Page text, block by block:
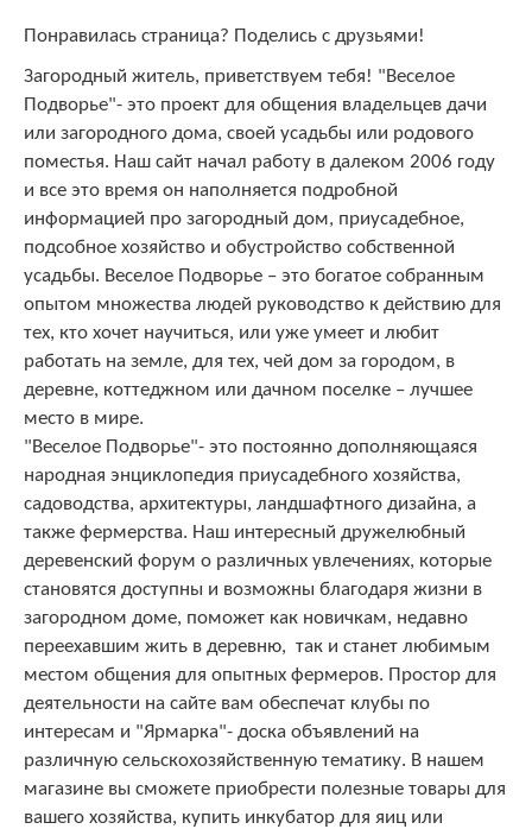
Понравилась страница? Поделись с друзьями!
Загородный житель, приветствуем тебя! "Веселое
Подворье"- это проект для общения владельцев дачи
или загородного дома, своей усадьбы или родового
поместья. Наш сайт начал работу в далеком 2006 году
и все это время он наполняется подробной
информацией про загородный дом, приусадебное,
подсобное хозяйство и обустройство собственной
усадьбы. Веселое Подворье – это богатое собранным
опытом множества людей руководство к действию для
тех, кто хочет научиться, или уже умеет и любит
работать на земле, для тех, чей дом за городом, в
деревне, коттеджном или дачном поселке – лучшее
место в мире.
"Веселое Подворье"- это постоянно дополняющаяся
народная энциклопедия приусадебного хозяйства,
садоводства, архитектуры, ландшафтного дизайна, а
также фермерства. Наш интересный дружелюбный
деревенский форум о различных увлечениях, которые
становятся доступны и возможны благодаря жизни в
загородном доме, поможет как новичкам, недавно
переехавшим жить в деревню, так и станет любимым
местом общения для опытных фермеров. Простор для
деятельности на сайте вам обеспечат клубы по
интересам и "Ярмарка"- доска объявлений на
различную сельскохозяйственную тематику. В нашем
магазине вы сможете приобрести полезные товары для
вашего хозяйства, купить инкубатор для яиц или